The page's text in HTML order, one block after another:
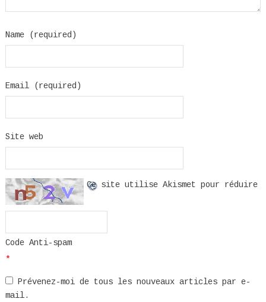
Name (required)
Email (required)
Site web
Code Anti-spam
*
Prévenez-moi de tous les nouveaux articles par e-
mail.
Ce site utilise Akismet pour réduire